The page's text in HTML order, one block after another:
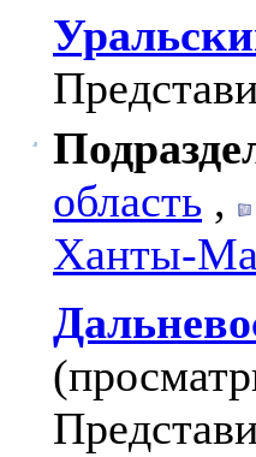
область ,
Ханты-